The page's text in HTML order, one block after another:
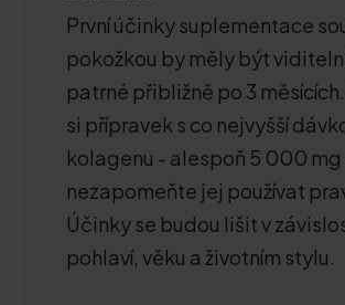
První účinky suplementace
pokožkou by měly být
patrné přibližně po 3
si přípravek s co nejvyšší
kolagenu - alespoň 5 000 mg
nezapomeňte jej používat
Účinky se budou lišit v
pohlaví, věku a životním stylu.